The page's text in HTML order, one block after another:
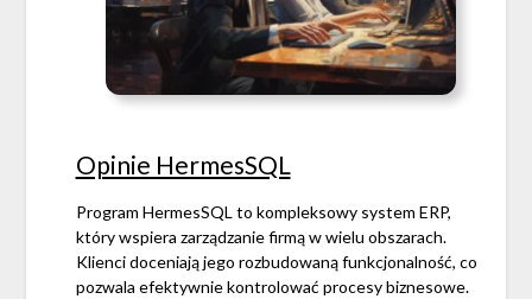
Opinie HermesSQL
Program HermesSQL to kompleksowy system ERP,
który wspiera zarządzanie firmą w wielu obszarach.
Klienci doceniają jego rozbudowaną funkcjonalność, co
pozwala efektywnie kontrolować procesy biznesowe.